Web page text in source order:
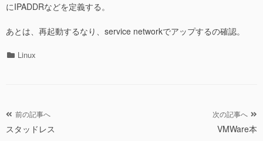
にIPADDRなどを定義する。
あとは、再起動するなり、service networkでアップするの確認。
カ Linux
投
稿
前の記事へ
スタッドレス
次の記事へ
VMWare本